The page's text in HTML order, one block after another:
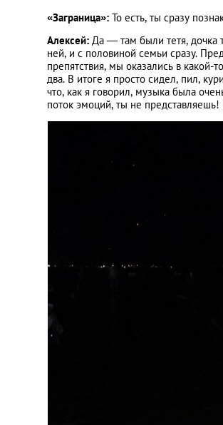
«Заграница»: То есть, ты сразу
Алексей: Да — там были тетя, дочка
ней, и с половиной семьи сразу.
препятствия, мы оказались в
два. В итоге я просто сидел, пил,
что, как я говорил, музыка была
поток эмоций, ты не